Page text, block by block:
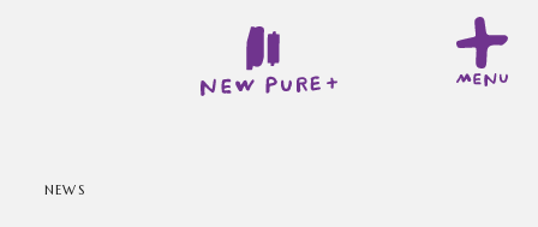
NEWS